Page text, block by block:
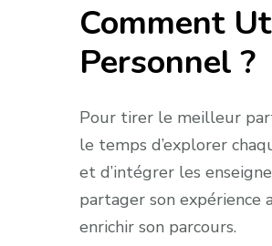
Comment
Personnel ?
Pour tirer le meilleur
le temps d’explorer
et d’intégrer les
partager son expérience
enrichir son parcours.